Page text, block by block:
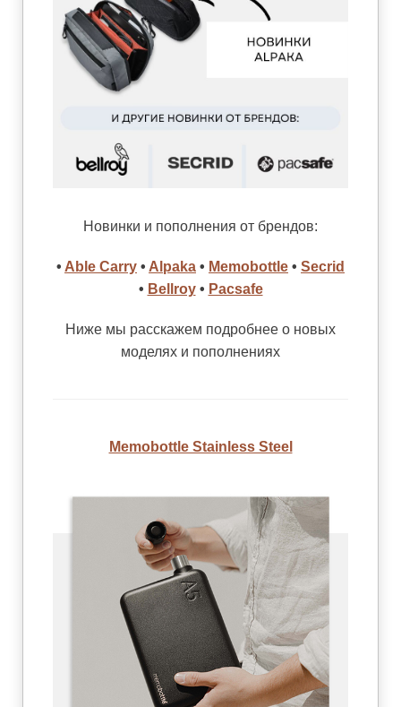
Новинки и пополнения от брендов:
• Able Carry • Alpaka • Memobottle • Secrid
• Bellroy• Pacsafe
Ниже мы расскажем подробнее о новых
моделях и пополнениях
Memobottle Stainless Steel